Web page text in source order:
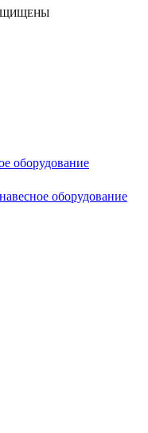
оборудование
оборудование